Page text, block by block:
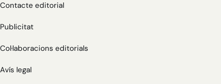
Contacte editorial
Publicitat
Col·laboracions editorials
Avís legal